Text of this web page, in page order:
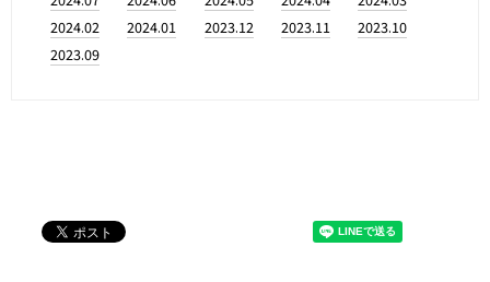
2024.02
2024.01 2023.12 2023.11
2023.10
2023.09